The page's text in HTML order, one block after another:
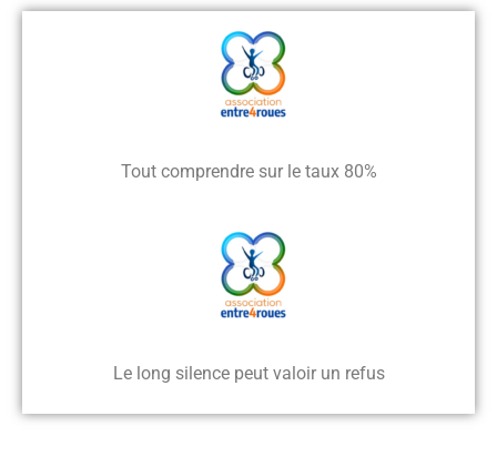
Tout comprendre sur le taux 80%
Le long silence peut valoir un refus